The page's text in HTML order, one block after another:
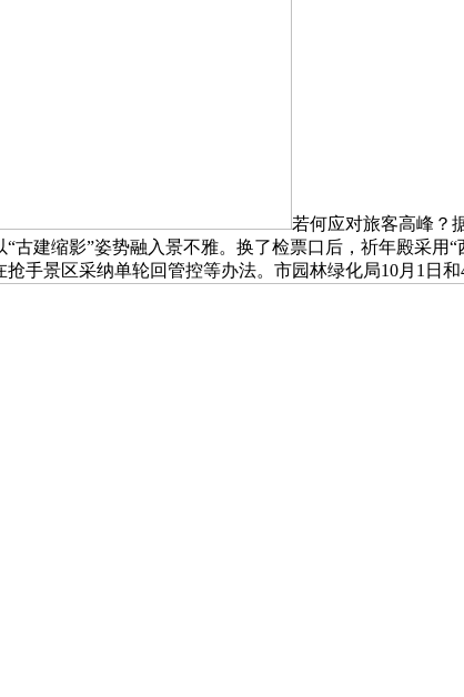
若何应对旅客高峰？
建缩影”姿势融入景不雅。换了检票口后，祈年殿采用
手景区采纳单轮回管控等办法。市园林绿化局10月1日